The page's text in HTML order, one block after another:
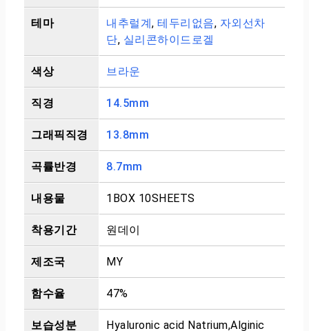
테마 내추럴계, 테두리없음, 자외선차
단, 실리콘하이드로겔
색상 브라운
직경 14.5mm
그래픽직경 13.8mm
곡률반경 8.7mm
내용물 1BOX 10SHEETS
착용기간 원데이
제조국 MY
함수율 47%
보습성분 Hyaluronic acid Natrium,Alginic